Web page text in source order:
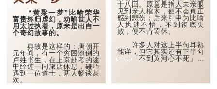
孔子在《论语·子罕》
也说：「知者不惑，仁者不
忧，勇者不惧。」「知」与
智慧的「智」相通，四十岁
的男人应已累积足够智慧，
不再对自己的人生感到困
惑、忧虑与恐惧。
到了五十岁，...
“黄粱一梦”比喻荣华
富贵终归虚幻，劝喻世人不
用太过执着，原来是出自一
个奇幻故事的。
典故是这样的：唐朝开
元年间，有一个穷困潦倒的
卢姓书生，在上京赴考的途
中经过一间旅店休息，碰巧
遇到一位道士，两人畅谈甚
欢。
十八回。原意是指人未亲眼
见到亲人棺木，便不会真正
感到悲伤；后来引申为比喻
人执迷不悟，不到彻底失
败，便不肯罢休。
许多人对这上半句耳熟
能详，但它其实还有下半句
——「不到黄河心不死」...